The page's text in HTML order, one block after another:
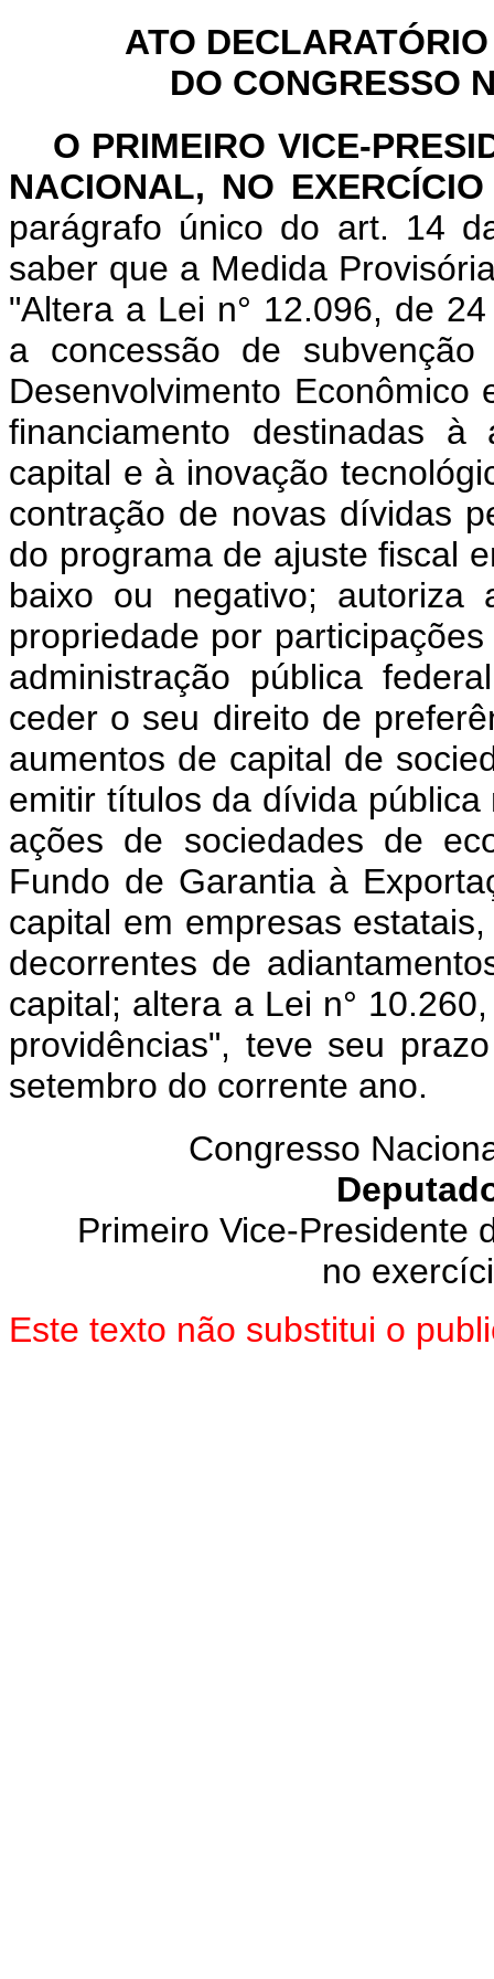
ATO
DO CONGRESSO
O PRIMEIRO VICE-
NACIONAL, NO
parágrafo único do art. 14
saber que a Medida
"Altera a Lei n° 12.096, de
a concessão de
Desenvolvimento
financiamento destinadas
capital e à inovação
contração de novas dívidas
do programa de ajuste fiscal
baixo ou negativo;
propriedade por
administração pública
ceder o seu direito de
aumentos de capital de
emitir títulos da dívida
ações de sociedades de
Fundo de Garantia à
capital em empresas
decorrentes de
capital; altera a Lei n°
providências", teve seu
setembro do corrente ano.
Congresso
Primeiro Vice-Presidente
no
Este texto não substitui o